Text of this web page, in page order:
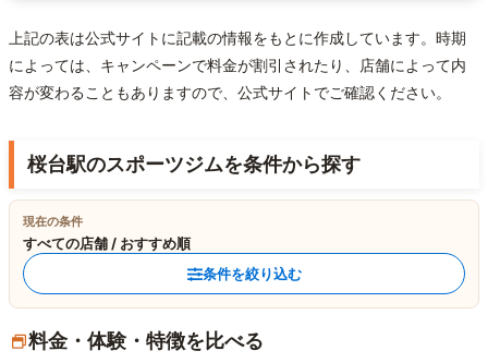
上記の表は公式サイトに記載の情報をもとに作成しています。時期
によっては、キャンペーンで料金が割引されたり、店舗によって内
容が変わることもありますので、公式サイトでご確認ください。
桜台駅のスポーツジムを条件から探す
現在の条件
すべての店舗 / おすすめ順
条件を絞り込む
料金・体験・特徴を比べる